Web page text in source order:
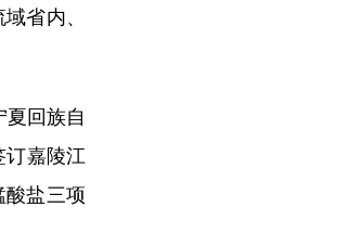
省内、
回族自
嘉陵江
盐三项